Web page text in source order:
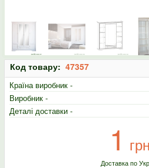
Код товару: 47357
Країна виробник -
Виробник -
Деталі доставки -
1
Доставка по